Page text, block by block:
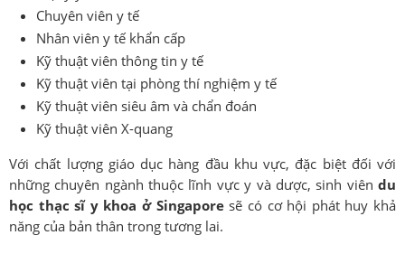
Chuyên viên y tế
Nhân viên y tế khẩn cấp
Kỹ thuật viên thông tin y tế
Kỹ thuật viên tại phòng thí nghiệm y tế
Kỹ thuật viên siêu âm và chẩn đoán
Kỹ thuật viên X-quang
Với chất lượng giáo dục hàng đầu khu vực, đặc biệt đối với
những chuyên ngành thuộc lĩnh vực y và dược, sinh viên du
học thạc sĩ y khoa ở Singaporesẽ có cơ hội phát huy khả
năng của bản thân trong tương lai.